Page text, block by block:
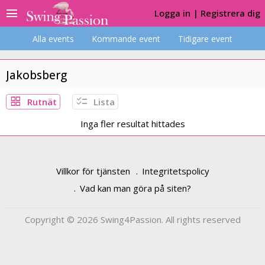
Logga in | Registrera dig
menu
Alla events Kommande event Tidigare event
Jakobsberg
grid_view Rutnät checklist Lista
Inga fler resultat hittades
Villkor för tjänsten
Integritetspolicy
Vad kan man göra på siten?
Copyright © 2026 Swing4Passion. All rights reserved